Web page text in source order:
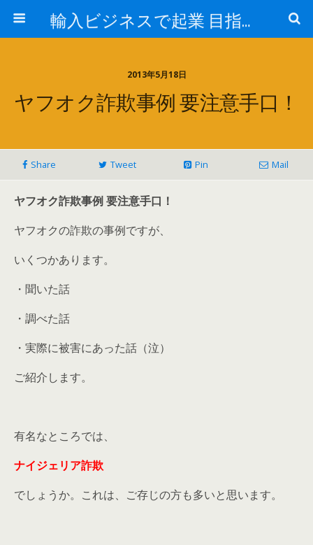
輸入ビジネスで起業 目指せ年商10億円 最近はアマゾン輸入やってます。
2013年5月18日
ヤフオク詐欺事例 要注意手口！
Share Tweet Pin Mail
ヤフオク詐欺事例 要注意手口！
ヤフオクの詐欺の事例ですが、
いくつかあります。
・聞いた話
・調べた話
・実際に被害にあった話（泣）
ご紹介します。
有名なところでは、
ナイジェリア詐欺
でしょうか。これは、ご存じの方も多いと思います。